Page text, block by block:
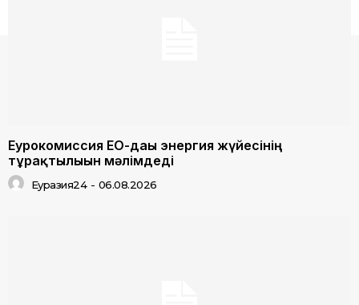
Еурокомиссия ЕО-дағы энергия жүйесінің
тұрақтылығын мәлімдеді
Еуразия24 - 06.08.2026